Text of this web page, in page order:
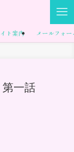
ト案内 メールフォー
一話